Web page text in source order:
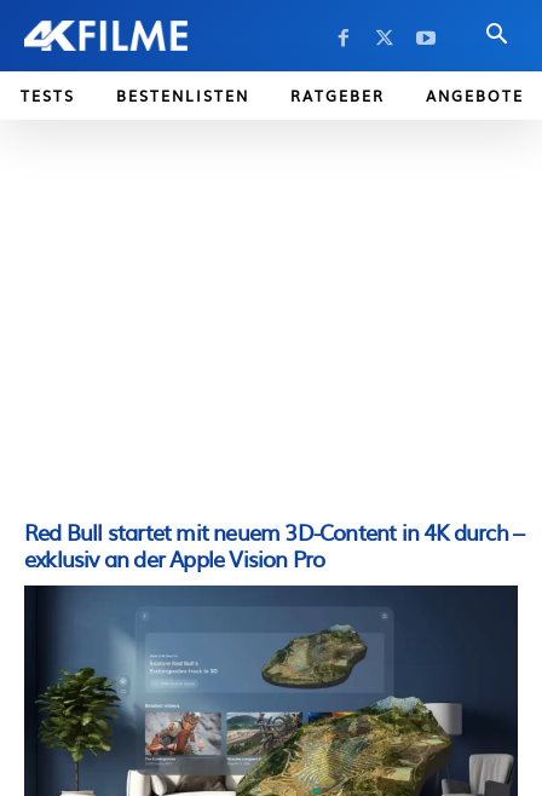
TESTS BESTENLISTEN RATGEBER ANGEBOTE
Red Bull startet mit neuem 3D-Content in 4K durch –
exklusiv an der Apple Vision Pro